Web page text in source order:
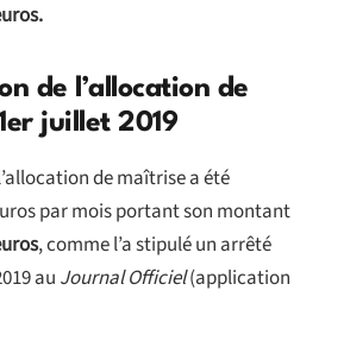
de l’allocation de
juillet 2019
de maîtrise a été
par mois portant son montant
, comme l’a stipulé un arrêté
au Journal Officiel(application